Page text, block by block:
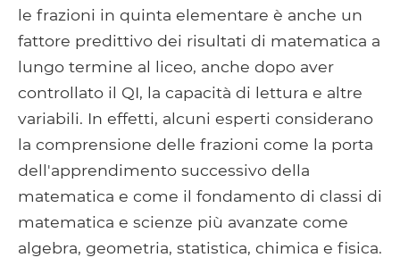
le frazioni in quinta elementare è anche un
fattore predittivo dei risultati di matematica a
lungo termine al liceo, anche dopo aver
controllato il QI, la capacità di lettura e altre
variabili. In effetti, alcuni esperti considerano
la comprensione delle frazioni come la porta
dell'apprendimento successivo della
matematica e come il fondamento di classi di
matematica e scienze più avanzate come
algebra, geometria, statistica, chimica e fisica.